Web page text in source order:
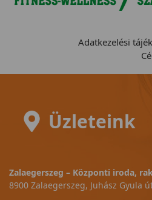
Adatkezelési
Üzleteink
Zalaegerszeg – Központi iroda,
8900 Zalaegerszeg, Juhász Gyula